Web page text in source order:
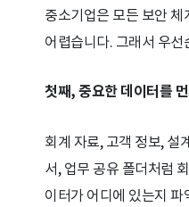
중소기업은 모든 보안
어렵습니다. 그래서 우
첫째, 중요한 데이터를
회계 자료, 고객 정보, 설
서, 업무 공유 폴더처럼
이터가 어디에 있는지 파